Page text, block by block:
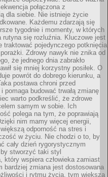
połączona z
dla siebie. Nie istnieje życie
Każdemu zdarzają się
tygodnie i momenty, w których
rutyna się rozluźnia. Kluczowe jest
traktować pojedynczego potknięcia
Zdrowy nawyk nie znika od
że jednego dnia zabrakło
się mniej korzystny posiłek. O
powrót do dobrego kierunku, a
postawa chroni przed
pomaga budować trwałą zmianę
warto podkreślić, że zdrowe
samym w sobie. Ich
polega na tym, że poprawiają
nim mamy więcej energii,
odporność na stres i
w życiu. Nie chodzi o to, by
cały dzień rygorystycznym
stworzyć taki styl
który wspiera człowieka zamiast
bardziej zmiana jest dostosowana
i rytmu życia, tym większa